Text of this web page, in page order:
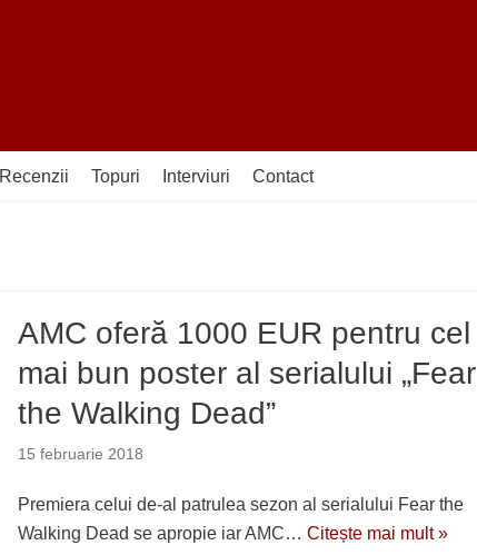
Recenzii Topuri Interviuri Contact
AMC oferă 1000 EUR pentru cel
mai bun poster al serialului „Fear
the Walking Dead”
15 februarie 2018
Premiera celui de-al patrulea sezon al serialului Fear the
Walking Dead se apropie iar AMC… Citește mai mult »